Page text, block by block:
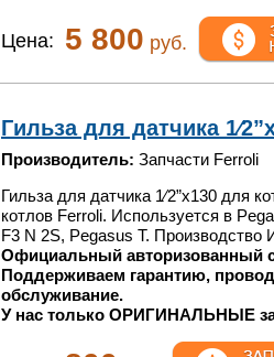
Цена: 5 800 руб.
Гильза для датчика
Производитель: Запчасти Ferroli
Гильза для датчика 1⁄2”х130 для
котлов Ferroli. Используется в
F3 N 2S, Pegasus T. Производство
Официальный авторизованный
Поддерживаем гарантию,
обслуживание.
У нас только ОРИГИНАЛЬНЫЕ